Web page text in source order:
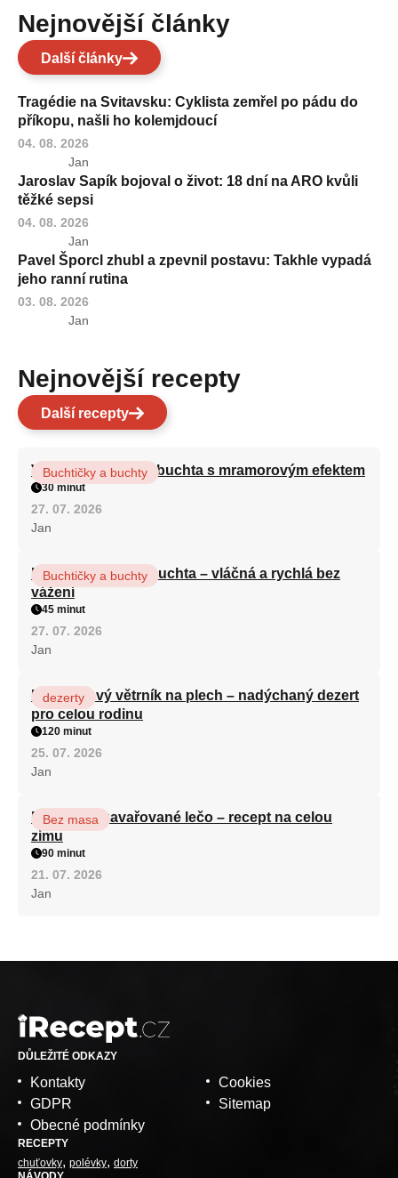
Nejnovější články
Další články
Tragédie na Svitavsku: Cyklista zemřel po pádu do
příkopu, našli ho kolemjdoucí
04. 08. 2026
Jan
Jaroslav Sapík bojoval o život: 18 dní na ARO kvůli
těžké sepsi
04. 08. 2026
Jan
Pavel Šporcl zhubl a zpevnil postavu: Takhle vypadá
jeho ranní rutina
03. 08. 2026
Jan
Nejnovější recepty
Další recepty
Vláčná olejová litá buchta s mramorovým efektem
Buchtičky a buchty
30 minut
27. 07. 2026
Jan
Hrnková maková buchta – vláčná a rychlá bez
vážení
Buchtičky a buchty
45 minut
27. 07. 2026
Jan
Karamelový větrník na plech – nadýchaný dezert
pro celou rodinu
dezerty
120 minut
25. 07. 2026
Jan
Babiččino zavařované lečo – recept na celou
zimu
Bez masa
90 minut
21. 07. 2026
Jan
DŮLEŽITÉ ODKAZY
Kontakty
GDPR
Obecné podmínky
Cookies
Sitemap
RECEPTY
chuťovky polévky dorty